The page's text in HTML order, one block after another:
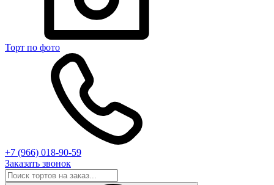
Торт по фото
+7 (966) 018-90-59
Заказать звонок